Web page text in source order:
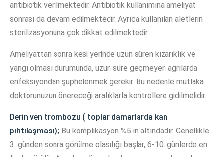
antibiotik verilmektedir. Antibiotik kullanımına ameliyat
sonrası da devam edilmektedir. Ayrıca kullanılan aletlerin
sterilizasyonuna çok dikkat edilmektedir.
Ameliyattan sonra kesi yerinde uzun süren kızarıklık ve
yangı olması durumunda, uzun süre geçmeyen ağrılarda
enfeksiyondan şüphelenmek gerekir. Bu nedenle mutlaka
doktorunuzun önereceği aralıklarla kontrollere gidilmelidir.
Derin ven trombozu ( toplar damarlarda kan
pıhtılaşması); Bu komplikasyon %5 in altındadır. Genellikle
3. günden sonra görülme olasılığı başlar, 6-10. günlerde en